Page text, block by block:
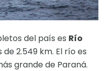
del país es Río
de 2.549 km. El río es
grande de Paraná.